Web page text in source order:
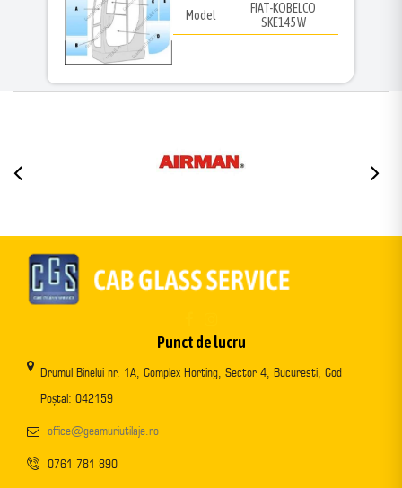
Model
FIAT-KOBELCO
SKE145W
Punct de lucru
Drumul Binelui nr. 1A, Complex Horting, Sector 4, Bucuresti, Cod
Poștal: 042159
office@geamuriutilaje.ro
0761 781 890